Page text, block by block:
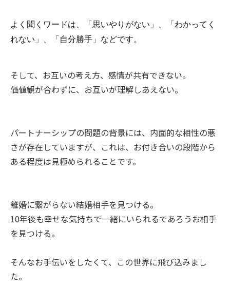
よく聞くワードは、「思いやりがない」、「わかってく
れない」、「自分勝手」などです。
そして、お互いの考え方、感情が共有できない。
価値観が合わずに、お互いが理解しあえない。
パートナーシップの問題の背景には、内面的な相性の悪
さが存在していますが、これは、お付き合いの段階から
ある程度は見極められることです。
離婚に繋がらない結婚相手を見つける。
10年後も幸せな気持ちで一緒にいられるであろうお相手
を見つける。
そんなお手伝いをしたくて、この世界に飛び込みまし
た。